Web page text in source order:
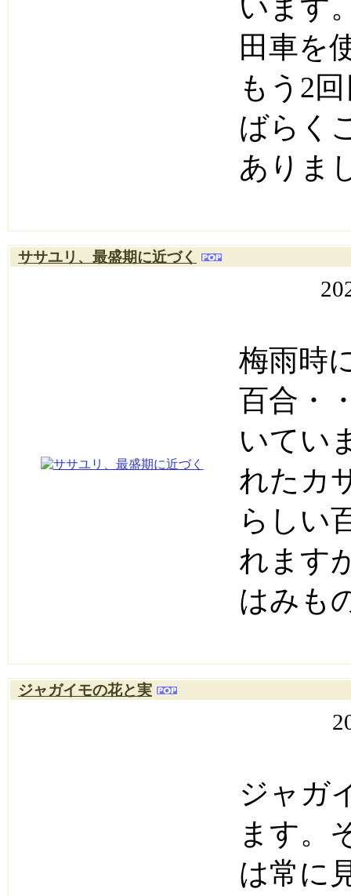
います
田車を
もう2
ばらく
ありま
ササユリ、最盛期に近づく
梅雨時
百合・
いてい
れたカ
らしい
れます
はみも
ジャガイモの花と実
ジャガ
ます。
は常に